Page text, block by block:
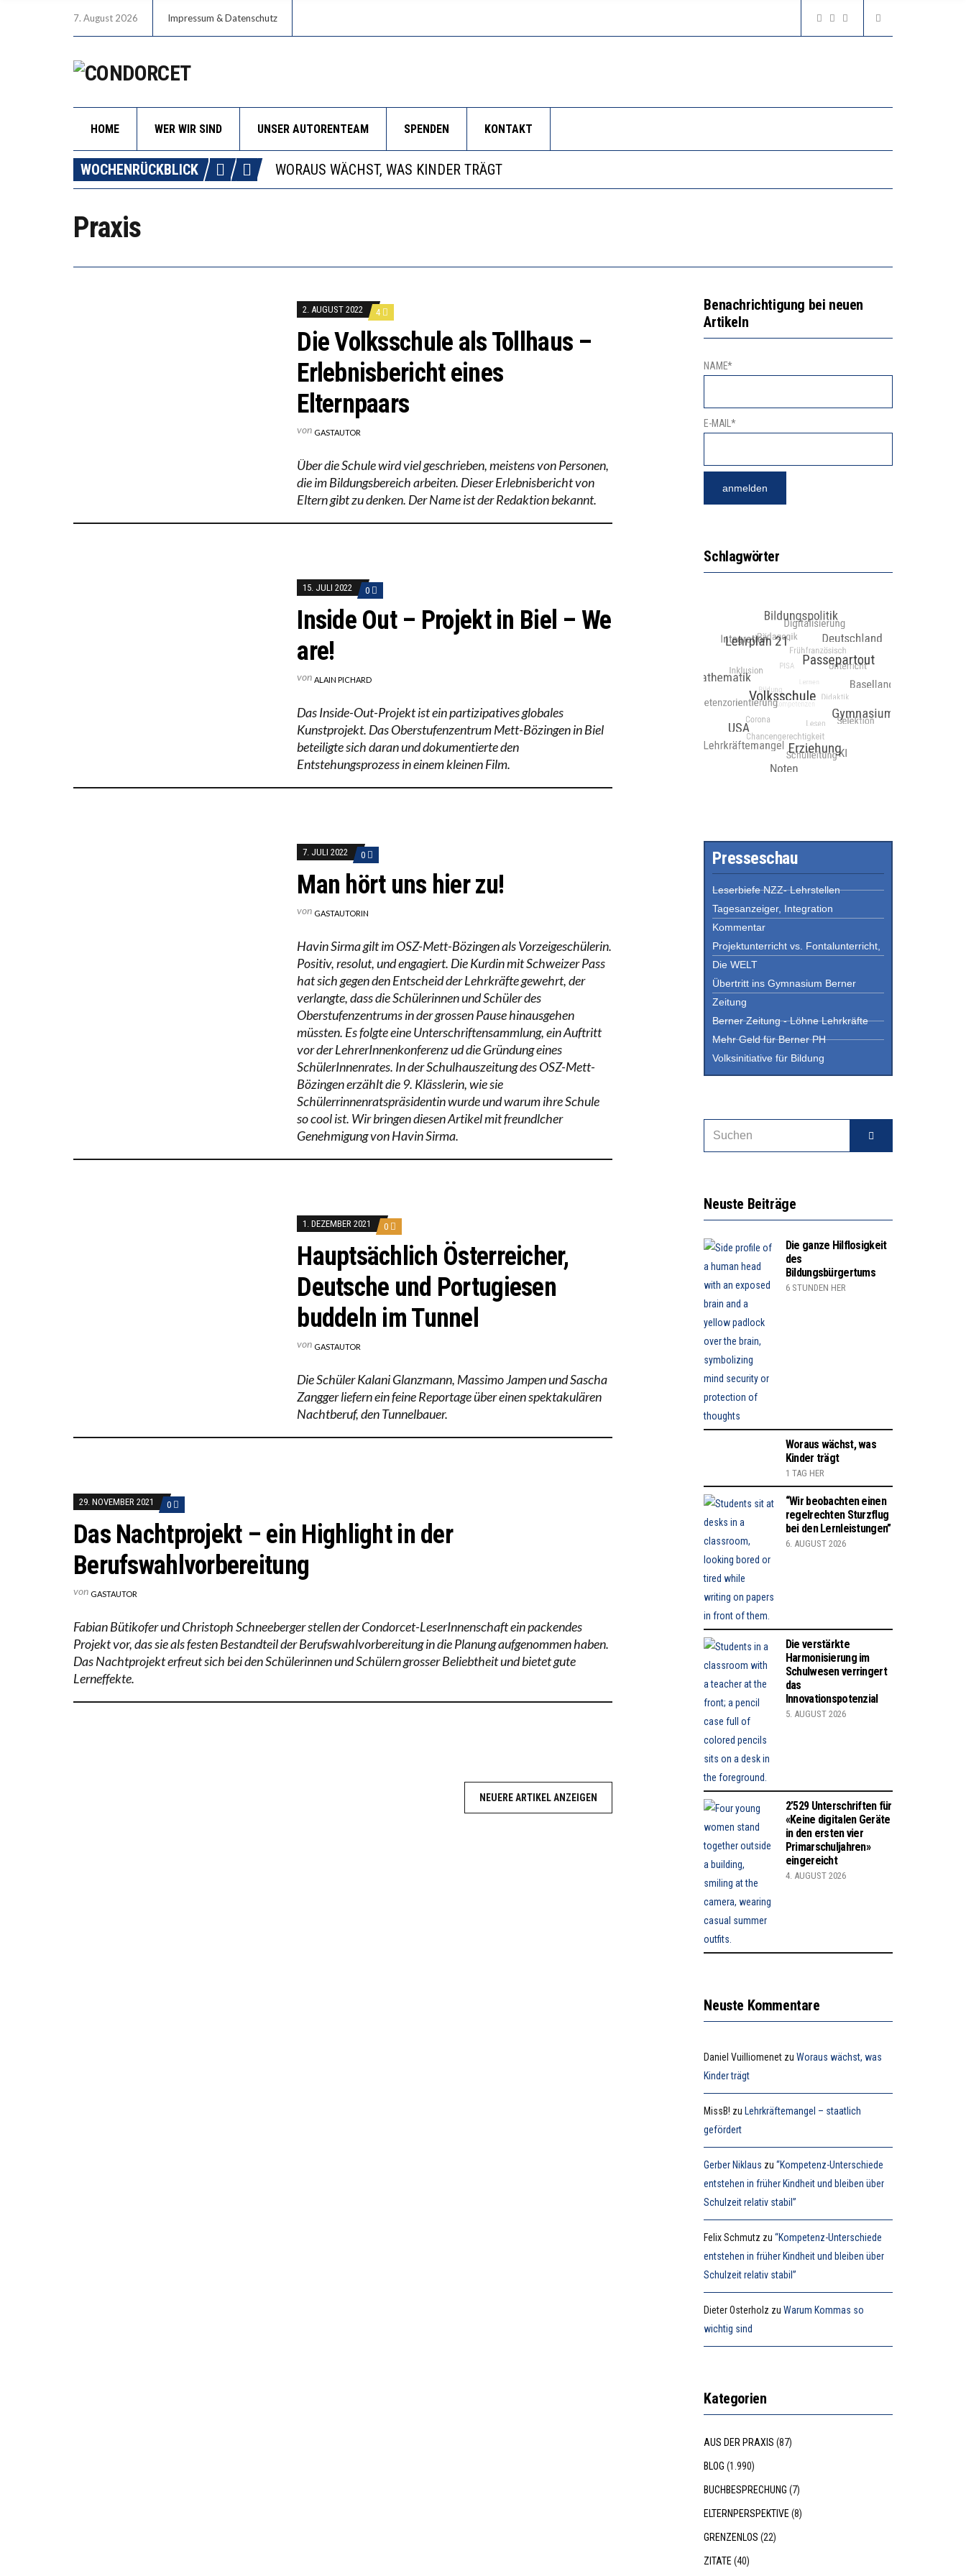
7. August 2026 Impressum & Datenschutz
HOME WER WIR SIND UNSER AUTORENTEAM SPENDEN KONTAKT
WOCHENRÜCKBLICK
DIE GANZE HILFLOSIGKEIT DES BILDUNGSBÜRGERTUMS
WORAUS WÄCHST, WAS KINDER TRÄGT
“WIR BEOBACHTEN EINEN REGELRECHTEN STURZFLUG BEI DEN LERNLEISTUNGEN”
Praxis
2. AUGUST 2022 4
Die Volksschule als Tollhaus –
Erlebnisbericht eines
Elternpaars
von GASTAUTOR
Über die Schule wird viel geschrieben, meistens von Personen,
die im Bildungsbereich arbeiten. Dieser Erlebnisbericht von
Eltern gibt zu denken. Der Name ist der Redaktion bekannt.
15. JULI 2022 0
Inside Out – Projekt in Biel – We
are!
von ALAIN PICHARD
Das Inside-Out-Projekt ist ein partizipatives globales
Kunstprojekt. Das Oberstufenzentrum Mett-Bözingen in Biel
beteiligte sich daran und dokumentierte den
Entstehungsprozess in einem kleinen Film.
7. JULI 2022 0
Man hört uns hier zu!
von GASTAUTORIN
Havin Sirma gilt im OSZ-Mett-Bözingen als Vorzeigeschülerin.
Positiv, resolut, und engagiert. Die Kurdin mit Schweizer Pass
hat sich gegen den Entscheid der Lehrkräfte gewehrt, der
verlangte, dass die Schülerinnen und Schüler des
Oberstufenzentrums in der grossen Pause hinausgehen
müssten. Es folgte eine Unterschriftensammlung, ein Auftritt
vor der LehrerInnenkonferenz ud die Gründung eines
SchülerInnenrates. In der Schulhauszeitung des OSZ-Mett-
Bözingen erzählt die 9. Klässlerin, wie sie
Schülerrinnenratspräsidentin wurde und warum ihre Schule
so cool ist. Wir bringen diesen Artikel mit freundlcher
Genehmigung von Havin Sirma.
1. DEZEMBER 2021 0
Hauptsächlich Österreicher,
Deutsche und Portugiesen
buddeln im Tunnel
von GASTAUTOR
Die Schüler Kalani Glanzmann, Massimo Jampen und Sascha
Zangger liefern ein feine Reportage über einen spektakulären
Nachtberuf, den Tunnelbauer.
29. NOVEMBER 2021 0
Das Nachtprojekt – ein Highlight in der
Berufswahlvorbereitung
von GASTAUTOR
Fabian Bütikofer und Christoph Schneeberger stellen der Condorcet-LeserInnenschaft ein packendes
Projekt vor, das sie als festen Bestandteil der Berufswahlvorbereitung in die Planung aufgenommen haben.
Das Nachtprojekt erfreut sich bei den Schülerinnen und Schülern grosser Beliebtheit und bietet gute
Lerneffekte.
NEUERE ARTIKEL ANZEIGEN
Benachrichtigung bei neuen
Artikeln
NAME*
E-MAIL*
Schlagwörter
Presseschau
Leserbiefe NZZ- Lehrstellen
Tagesanzeiger, Integration
Kommentar
Projektunterricht vs. Fontalunterricht,
Die WELT
Übertritt ins Gymnasium Berner
Zeitung
Berner Zeitung - Löhne Lehrkräfte
Mehr Geld für Berner PH
Volksinitiative für Bildung
Neuste Beiträge
Die ganze Hilflosigkeit
des
Bildungsbürgertums
6 STUNDEN HER
Woraus wächst, was
Kinder trägt
1 TAG HER
“Wir beobachten einen
regelrechten Sturzflug
bei den Lernleistungen”
6. AUGUST 2026
Die verstärkte
Harmonisierung im
Schulwesen verringert
das
Innovationspotenzial
5. AUGUST 2026
2’529 Unterschriften für
«Keine digitalen Geräte
in den ersten vier
Primarschuljahren»
eingereicht
4. AUGUST 2026
Neuste Kommentare
Daniel Vuilliomenet zuWoraus wächst, was
Kinder trägt
MissB! zu Lehrkräftemangel – staatlich
gefördert
Gerber Niklaus zu“Kompetenz-Unterschiede
entstehen in früher Kindheit und bleiben über
Schulzeit relativ stabil”
Felix Schmutz zu“Kompetenz-Unterschiede
entstehen in früher Kindheit und bleiben über
Schulzeit relativ stabil”
Dieter Osterholz zuWarum Kommas so
wichtig sind
Kategorien
AUS DER PRAXIS (87)
BLOG (1.990)
BUCHBESPRECHUNG (7)
ELTERNPERSPEKTIVE(8)
GRENZENLOS (22)
ZITATE(40)